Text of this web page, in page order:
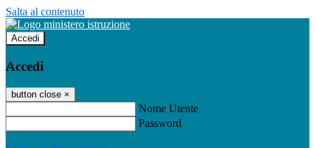
Salta al contenuto
Accedi
Accedi
button close ×
Nome Utente
Password